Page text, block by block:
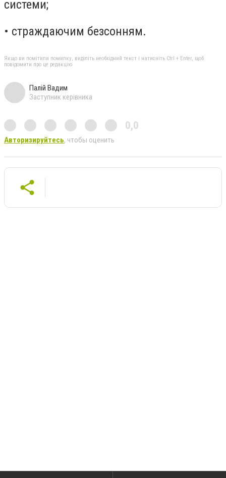
системи;
• страждаючим безсонням.
Якщо ви помітили помилку, виділіть необхідний текст і натисніть Ctrl + Enter, щоб
повідомити про це редакцію
Палій Вадим
Заступник керівника
0,0
Авторизируйтесь, чтобы оценить